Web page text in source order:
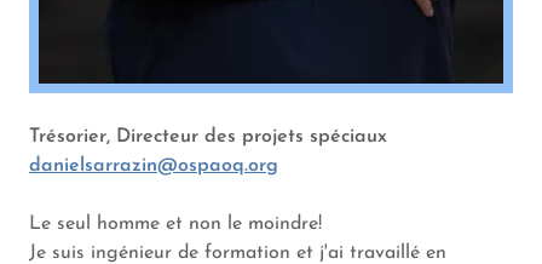
Trésorier, Directeur des projets spéciaux
danielsarrazin@ospaoq.org
Le seul homme et non le moindre!
Je suis ingénieur de formation et j'ai travaillé en